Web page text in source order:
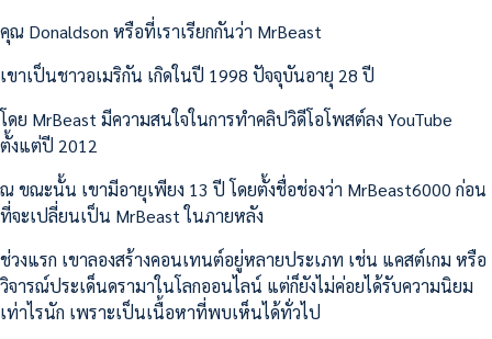
คุณ Donaldson หรือที่เราเรียกกันว่า MrBeast
เขาเป็นชาวอเมริกัน เกิดในปี 1998 ปัจจุบันอายุ 28 ปี
โดย MrBeast มีความสนใจในการทำคลิปวิดีโอโพสต์ลง YouTube
ตั้งแต่ปี 2012
ณ ขณะนั้น เขามีอายุเพียง 13 ปี โดยตั้งชื่อช่องว่า MrBeast6000 ก่อน
ที่จะเปลี่ยนเป็น MrBeast ในภายหลัง
ช่วงแรก เขาลองสร้างคอนเทนต์อยู่หลายประเภท เช่น แคสต์เกม หรือ
วิจารณ์ประเด็นดรามาในโลกออนไลน์ แต่ก็ยังไม่ค่อยได้รับความนิยม
เท่าไรนัก เพราะเป็นเนื้อหาที่พบเห็นได้ทั่วไป